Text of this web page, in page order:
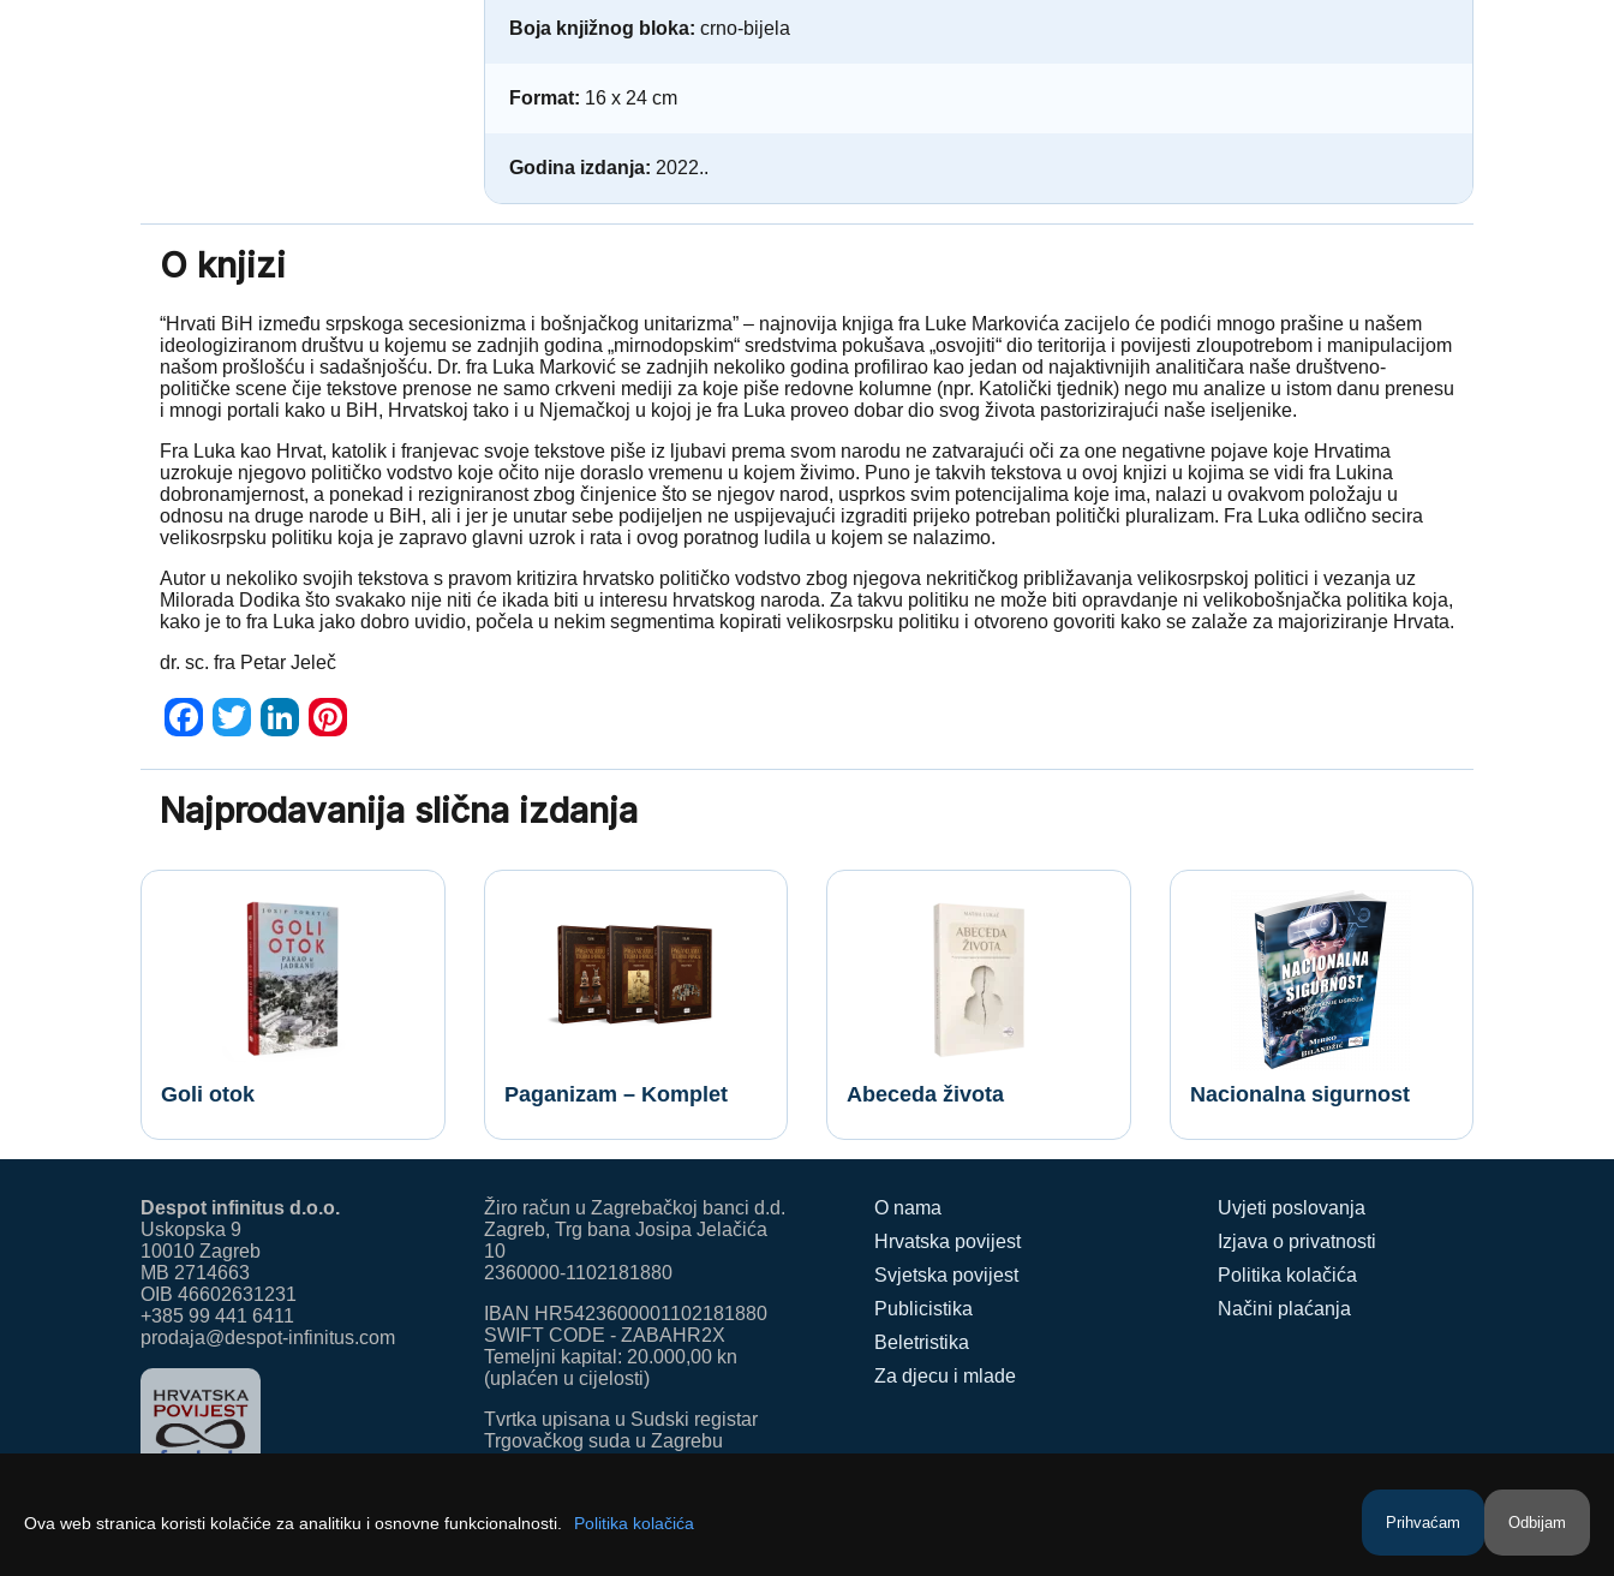
Boja knjižnog bloka: crno-bijela
Format: 16 x 24 cm
Godina izdanja: 2022..
O knjizi
“Hrvati BiH između srpskoga secesionizma i bošnjačkog unitarizma” – najnovija knjiga fra Luke Markovića zacijelo će podići mnogo prašine u našem
ideologiziranom društvu u kojemu se zadnjih godina „mirnodopskim“ sredstvima pokušava „osvojiti“ dio teritorija i povijesti zloupotrebom i manipulacijom
našom prošlošću i sadašnjošću. Dr. fra Luka Marković se zadnjih nekoliko godina profilirao kao jedan od najaktivnijih analitičara naše društveno-
političke scene čije tekstove prenose ne samo crkveni mediji za koje piše redovne kolumne (npr. Katolički tjednik) nego mu analize u istom danu prenesu
i mnogi portali kako u BiH, Hrvatskoj tako i u Njemačkoj u kojoj je fra Luka proveo dobar dio svog života pastorizirajući naše iseljenike.
Fra Luka kao Hrvat, katolik i franjevac svoje tekstove piše iz ljubavi prema svom narodu ne zatvarajući oči za one negativne pojave koje Hrvatima
uzrokuje njegovo političko vodstvo koje očito nije doraslo vremenu u kojem živimo. Puno je takvih tekstova u ovoj knjizi u kojima se vidi fra Lukina
dobronamjernost, a ponekad i rezigniranost zbog činjenice što se njegov narod, usprkos svim potencijalima koje ima, nalazi u ovakvom položaju u
odnosu na druge narode u BiH, ali i jer je unutar sebe podijeljen ne uspijevajući izgraditi prijeko potreban politički pluralizam. Fra Luka odlično secira
velikosrpsku politiku koja je zapravo glavni uzrok i rata i ovog poratnog ludila u kojem se nalazimo.
Autor u nekoliko svojih tekstova s pravom kritizira hrvatsko političko vodstvo zbog njegova nekritičkog približavanja velikosrpskoj politici i vezanja uz
Milorada Dodika što svakako nije niti će ikada biti u interesu hrvatskog naroda. Za takvu politiku ne može biti opravdanje ni velikobošnjačka politika koja,
kako je to fra Luka jako dobro uvidio, počela u nekim segmentima kopirati velikosrpsku politiku i otvoreno govoriti kako se zalaže za majoriziranje Hrvata.
dr. sc. fra Petar Jeleč
Najprodavanija slična izdanja
Goli otok Paganizam – Komplet Abeceda života Nacionalna sigurnost
Despot infinitus d.o.o.
Uskopska 9
10010 Zagreb
MB 2714663
OIB 46602631231
+385 99 441 6411
prodaja@despot-infinitus.com
Žiro račun u Zagrebačkoj banci d.d.
Zagreb, Trg bana Josipa Jelačića
10
2360000-1102181880
IBAN HR5423600001102181880
SWIFT CODE - ZABAHR2X
Temeljni kapital: 20.000,00 kn
(uplaćen u cijelosti)
Tvrtka upisana u Sudski registar
Trgovačkog suda u Zagrebu
O nama
Hrvatska povijest
Svjetska povijest
Publicistika
Beletristika
Za djecu i mlade
Uvjeti poslovanja
Izjava o privatnosti
Politika kolačića
Načini plaćanja
Ova web stranica koristi kolačiće za analitiku i osnovne funkcionalnosti. Politika kolačića Prihvaćam Odbijam